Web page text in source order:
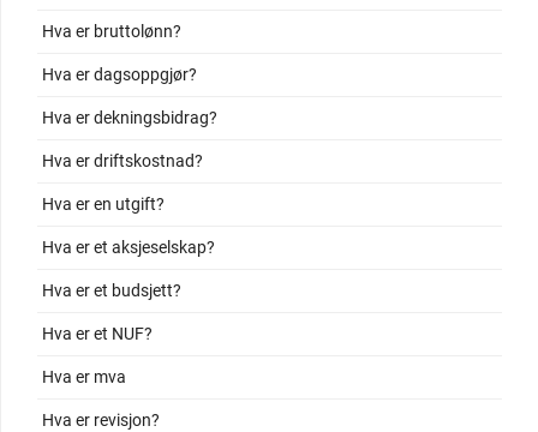
Hva er bruttolønn?
Hva er dagsoppgjør?
Hva er dekningsbidrag?
Hva er driftskostnad?
Hva er en utgift?
Hva er et aksjeselskap?
Hva er et budsjett?
Hva er et NUF?
Hva er mva
Hva er revisjon?